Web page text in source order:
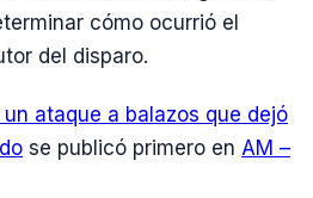
cómo ocurrió el
del disparo.
ataque a balazos que dejó
se publicó primero en AM –